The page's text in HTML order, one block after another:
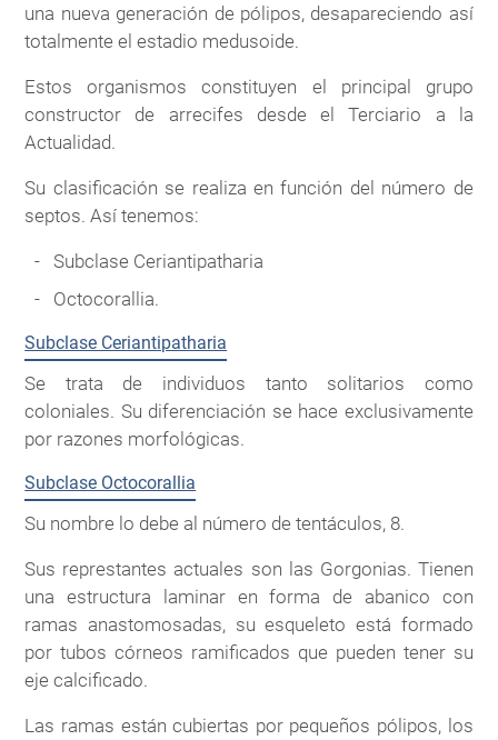
una nueva generación de pólipos, desapareciendo así
totalmente el estadio medusoide.
Estos organismos constituyen el principal grupo
constructor de arrecifes desde el Terciario a la
Actualidad.
Su clasificación se realiza en función del número de
septos. Así tenemos:
Subclase Ceriantipatharia
Octocorallia.
Subclase Ceriantipatharia
Se trata de individuos tanto solitarios como
coloniales. Su diferenciación se hace exclusivamente
por razones morfológicas.
Subclase Octocorallia
Su nombre lo debe al número de tentáculos, 8.
Sus represtantes actuales son las Gorgonias. Tienen
una estructura laminar en forma de abanico con
ramas anastomosadas, su esqueleto está formado
por tubos córneos ramificados que pueden tener su
eje calcificado.
Las ramas están cubiertas por pequeños pólipos, los